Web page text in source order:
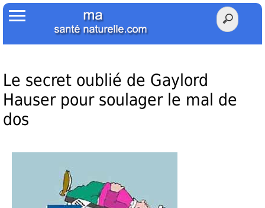
Accueil
Votre Santé
Herbier
Facebook
Le secret oublié de Gaylord
Hauser pour soulager le mal de
dos